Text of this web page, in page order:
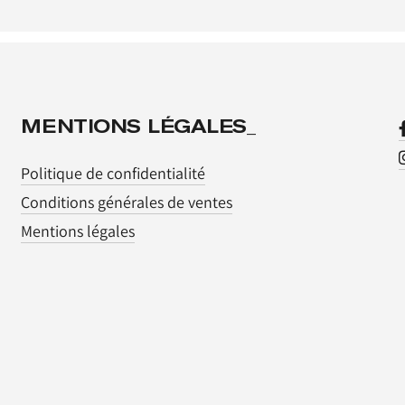
MENTIONS LÉGALES_
Politique de confidentialité
Conditions générales de ventes
Mentions légales